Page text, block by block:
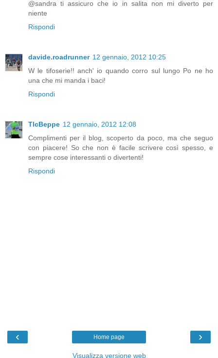
@sandra ti assicuro che io in salita non mi diverto per
niente
Rispondi
davide.roadrunner 12 gennaio, 2012 10:25
W le tifoserie!! anch' io quando corro sul lungo Po ne ho
una che mi manda i baci!
Rispondi
TlcBeppe 12 gennaio, 2012 12:08
Complimenti per il blog, scoperto da poco, ma che seguo
con piacere! So che non è facile scrivere così spesso, e
sempre cose interessanti o divertenti!
Rispondi
‹ ›
Home page
Visualizza versione web